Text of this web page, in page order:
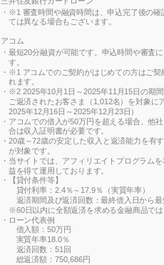
※1 審査時間や融資時間は、申込完了後の
ては異なる場合もございます。
アコム
最短20分融資が可能です。申込時間や審査
す。
※1 アコムでのご契約がはじめての方はご
れます。
※2 2025年10月1日～2025年11月15日の期
ご返済されたお客さま（1,012名）を対象に
2025年12月16日～2025年12月23日）
アコムでの借入が50万円を超える場合、他
合は収入証明書が必要です。
20歳～72歳の安定した収入と返済能力を有
が対象です。
当サイトでは、アフィリエイトプログラム
益を得て運用しております。
【貸付条件等】
貸付利率：2.4％～17.9％（実質年率）
返済期間及び返済回数：最終借入日から最
※60日以内に全額返済を求める金融商品で
ローン代表例
借入額：50万円
実質年率18.0％
返済回数：51回
総返済額：750,686円